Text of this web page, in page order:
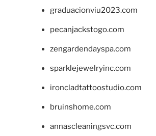
graduacionviu2023.com
pecanjackstogo.com
zengardendayspa.com
sparklejewelryinc.com
ironcladtattoostudio.com
bruinshome.com
annascleaningsvc.com